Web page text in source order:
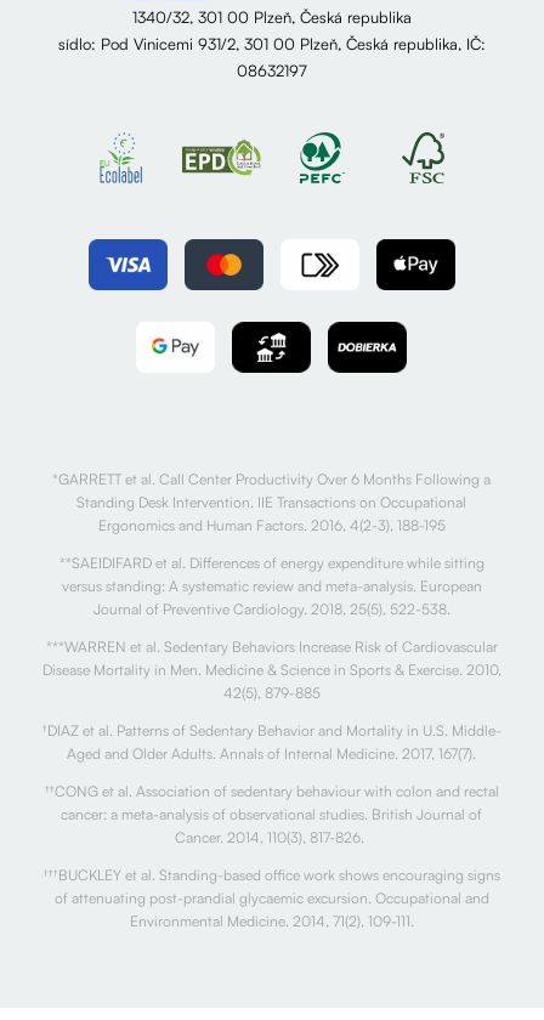
1340/32, 301 00 Plzeň, Česká republika
sídlo: Pod Vinicemi 931/2, 301 00 Plzeň, Česká republika, IČ:
08632197
*GARRETT et al. Call Center Productivity Over 6 Months Following a
Standing Desk Intervention. IIE Transactions on Occupational
Ergonomics and Human Factors. 2016, 4(2-3), 188-195
**SAEIDIFARD et al. Differences of energy expenditure while sitting
versus standing: A systematic review and meta-analysis. European
Journal of Preventive Cardiology. 2018, 25(5), 522-538.
***WARREN et al. Sedentary Behaviors Increase Risk of Cardiovascular
Disease Mortality in Men. Medicine & Science in Sports & Exercise. 2010,
42(5), 879-885
†DIAZ et al. Patterns of Sedentary Behavior and Mortality in U.S. Middle-
Aged and Older Adults. Annals of Internal Medicine. 2017, 167(7).
††CONG et al. Association of sedentary behaviour with colon and rectal
cancer: a meta-analysis of observational studies. British Journal of
Cancer. 2014, 110(3), 817-826.
†††BUCKLEY et al. Standing-based office work shows encouraging signs
of attenuating post-prandial glycaemic excursion. Occupational and
Environmental Medicine. 2014, 71(2), 109-111.